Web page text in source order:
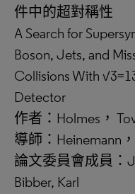
件中的超對稱性
A Search for
Boson, Jets, and
Collisions With
Detector
作者：Holmes，
導師：Heinemann
論文委員會成員：
Bibber, Karl